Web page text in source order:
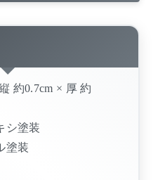
約0.7cm × 厚 約
シ塗装
塗装